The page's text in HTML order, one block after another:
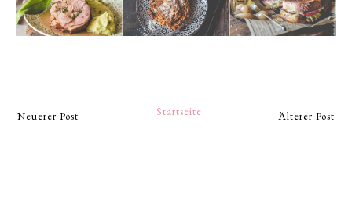
Neuerer Post Älterer Post
Startseite